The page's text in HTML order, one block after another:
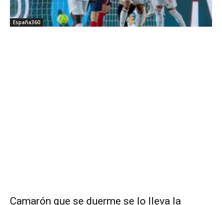
España360
Camarón que se duerme se lo lleva la